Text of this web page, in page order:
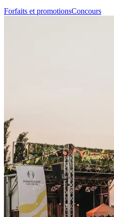
Forfaits et promotionsConcours